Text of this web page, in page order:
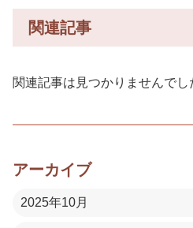
関連記事
関連記事は見つかりませんでし
アーカイブ
2025年10月